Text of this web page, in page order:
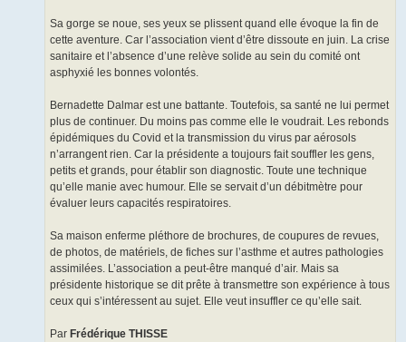
Sa gorge se noue, ses yeux se plissent quand elle évoque la fin de
cette aventure. Car l’association vient d’être dissoute en juin. La crise
sanitaire et l’absence d’une relève solide au sein du comité ont
asphyxié les bonnes volontés.
Bernadette Dalmar est une battante. Toutefois, sa santé ne lui permet
plus de continuer. Du moins pas comme elle le voudrait. Les rebonds
épidémiques du Covid et la transmission du virus par aérosols
n’arrangent rien. Car la présidente a toujours fait souffler les gens,
petits et grands, pour établir son diagnostic. Toute une technique
qu’elle manie avec humour. Elle se servait d’un débitmètre pour
évaluer leurs capacités respiratoires.
Sa maison enferme pléthore de brochures, de coupures de revues,
de photos, de matériels, de fiches sur l’asthme et autres pathologies
assimilées. L’association a peut-être manqué d’air. Mais sa
présidente historique se dit prête à transmettre son expérience à tous
ceux qui s’intéressent au sujet. Elle veut insuffler ce qu’elle sait.
Par Frédérique THISSE